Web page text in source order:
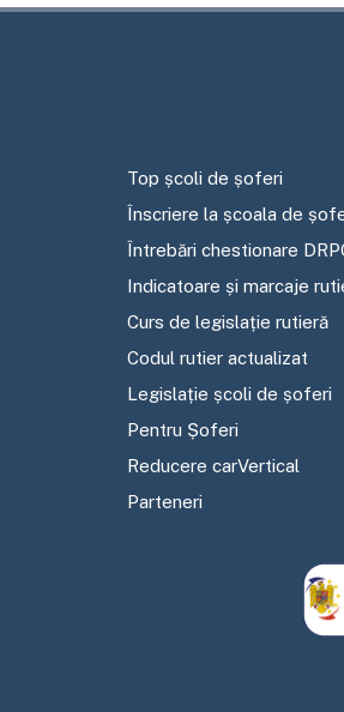
Top școli de șoferi
Înscriere la școala de
Întrebări chestionare
Indicatoare și marcaje
Curs de legislație rutieră
Codul rutier actualizat
Legislație școli de șoferi
Pentru Șoferi
Reducere carVertical
Parteneri